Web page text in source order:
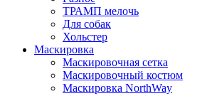
ТРАМП мелочь
Для собак
Хольстер
Маскировка
Маскировочная сетка
Маскировочный костюм
Маскировка NorthWay